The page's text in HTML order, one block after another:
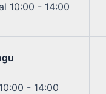
10:00 - 14:00
- 14:00